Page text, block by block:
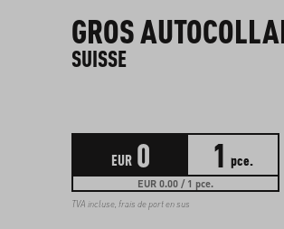
GROS
SUISSE
EUR 0 1 pce.
EUR 0.00 / 1 pce.
TVA incluse, frais de port en sus